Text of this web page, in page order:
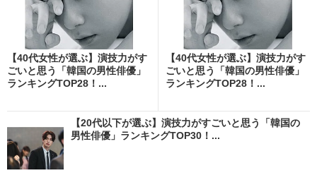
【40代女性が選ぶ】演技力がす
ごいと思う「韓国の男性俳優」
ランキングTOP28！...
【40代女性が選ぶ】演技力がす
ごいと思う「韓国の男性俳優」
ランキングTOP28！...
【20代以下が選ぶ】演技力がすごいと思う「韓国の
男性俳優」ランキングTOP30！...